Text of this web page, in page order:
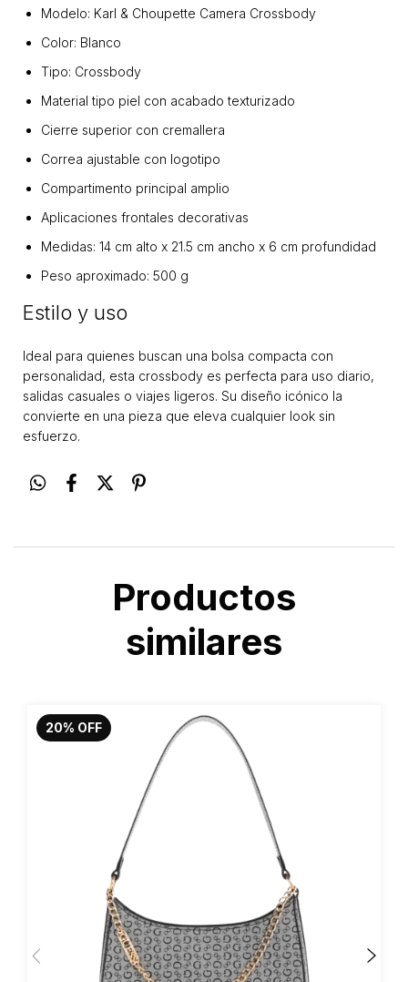
Modelo: Karl & Choupette Camera Crossbody
Color: Blanco
Tipo: Crossbody
Material tipo piel con acabado texturizado
Cierre superior con cremallera
Correa ajustable con logotipo
Compartimento principal amplio
Aplicaciones frontales decorativas
Medidas: 14 cm alto x 21.5 cm ancho x 6 cm profundidad
Peso aproximado: 500 g
Estilo y uso
Ideal para quienes buscan una bolsa compacta con
personalidad, esta crossbody es perfecta para uso diario,
salidas casuales o viajes ligeros. Su diseño icónico la
convierte en una pieza que eleva cualquier look sin
esfuerzo.
Productos
similares
20% OFF